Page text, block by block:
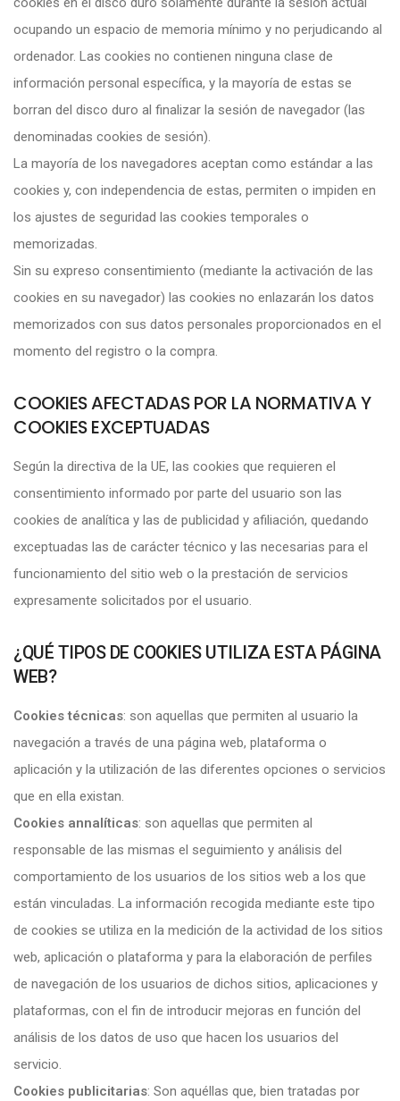
ocupando un espacio de memoria mínimo y no perjudicando al
ordenador. Las cookies no contienen ninguna clase de
información personal específica, y la mayoría de estas se
borran del disco duro al finalizar la sesión de navegador (las
denominadas cookies de sesión).
La mayoría de los navegadores aceptan como estándar a las
cookies y, con independencia de estas, permiten o impiden en
los ajustes de seguridad las cookies temporales o
memorizadas.
Sin su expreso consentimiento (mediante la activación de las
cookies en su navegador) las cookies no enlazarán los datos
memorizados con sus datos personales proporcionados en el
momento del registro o la compra.
COOKIES AFECTADAS POR LA NORMATIVA Y
COOKIES EXCEPTUADAS
Según la directiva de la UE, las cookies que requieren el
consentimiento informado por parte del usuario son las
cookies de analítica y las de publicidad y afiliación, quedando
exceptuadas las de carácter técnico y las necesarias para el
funcionamiento del sitio web o la prestación de servicios
expresamente solicitados por el usuario.
¿QUÉ TIPOS DE COOKIES UTILIZA ESTA PÁGINA
WEB?
Cookies técnicas: son aquellas que permiten al usuario la
navegación a través de una página web, plataforma o
aplicación y la utilización de las diferentes opciones o servicios
que en ella existan.
Cookies annalíticas: son aquellas que permiten al
responsable de las mismas el seguimiento y análisis del
comportamiento de los usuarios de los sitios web a los que
están vinculadas. La información recogida mediante este tipo
de cookies se utiliza en la medición de la actividad de los sitios
web, aplicación o plataforma y para la elaboración de perfiles
de navegación de los usuarios de dichos sitios, aplicaciones y
plataformas, con el fin de introducir mejoras en función del
análisis de los datos de uso que hacen los usuarios del
servicio.
Cookies publicitarias: Son aquéllas que, bien tratadas por